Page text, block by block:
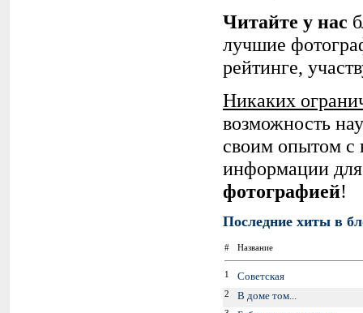
Читайте у нас
лучшие
рейтинге,
Никаких
возможность
своим опытом с
информации для
фотографией!
Последние хиты в
# Название
1 Советская
2 В доме том...